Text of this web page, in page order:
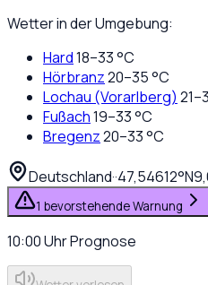
Wetter in der Umgebung:
Hard18–33°C
Hörbranz20–35°C
Lochau (Vorarlberg) 21–
Fußach19–33°C
Bregenz20–33°C
Deutschland··47,54612°N
1 bevorstehende Warnung
10:00UhrPrognose